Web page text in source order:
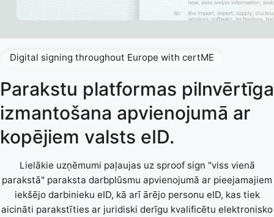
Parakstu platformas pilnvērtīga
izmantošana apvienojumā ar
kopējiem valsts eID.
Lielākie uzņēmumi paļaujas uz sproof sign "viss vienā
parakstā" paraksta darbplūsmu apvienojumā ar pieejamajiem
iekšējo darbinieku eID, kā arī ārējo personu eID, kas tiek
aicināti parakstīties ar juridiski derīgu kvalificētu elektronisko
Digital signing throughout Europe with certME